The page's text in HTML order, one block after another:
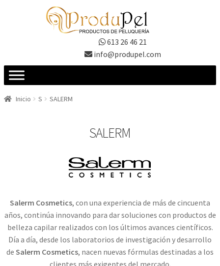
613 26 46 21
info@produpel.com
Inicio S SALERM
SALERM
Salerm Cosmetics, con una experiencia de más de cincuenta
años, continúa innovando para dar soluciones con productos de
belleza capilar realizados con los últimos avances científicos.
Día a día, desde los laboratorios de investigación y desarrollo
de Salerm Cosmetics, nacen nuevas fórmulas destinadas a los
clientes más exigentes del mercado.